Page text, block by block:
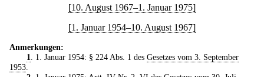
[10. August 1967–1. Januar 1975]
[1. Januar 1954–10. August 1967]
Anmerkungen:
1
. 1. Januar 1954: § 224 Abs. 1 des Gesetzes vom 3. September
1953